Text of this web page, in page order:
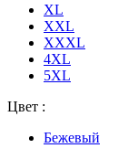
XL
XXL
XXXL
4XL
5XL
Цвет :
Бежевый